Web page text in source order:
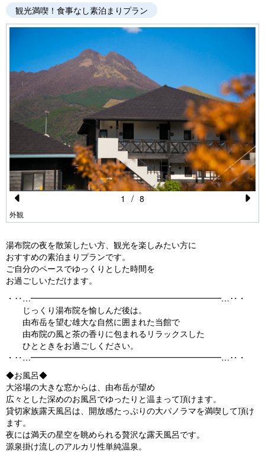
観光満喫！食事なし素泊まりプラン
Pr
vi
o
u
s
外観
1 / 8
湯布院の夜を散策したい方、観光を楽しみたい方に
おすすめの素泊まりプランです。
ご自分のペースでゆっくりとした時間を
お過ごしいただけます。
・‥…━━━━━━━━━━━━━━━━━━━━━━━…‥・
じっくり湯布院を愉しんだ後は。
由布岳を望む雄大な自然に囲まれた当館で
由布院の風と茶の香りに包まれるリラックスした
ひとときをお過ごしください。
・‥…━━━━━━━━━━━━━━━━━━━━━━━…‥・
◆お風呂◆
大浴場の大きな窓からは、由布岳が望め
広々とした深めのお風呂でゆったりと温まって頂けます。
貸切家族露天風呂は、開放感たっぷりの大パノラマを満喫して頂け
ます。
夜には満天の星空を眺められる贅沢な露天風呂です。
源泉掛け流しのアルカリ性単純温泉。